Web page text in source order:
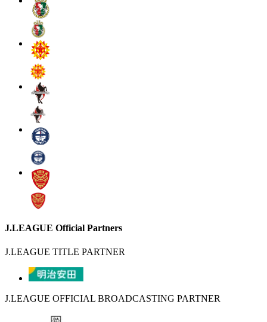
J.LEAGUE Official Partners
J.LEAGUE TITLE PARTNER
J.LEAGUE OFFICIAL BROADCASTING PARTNER